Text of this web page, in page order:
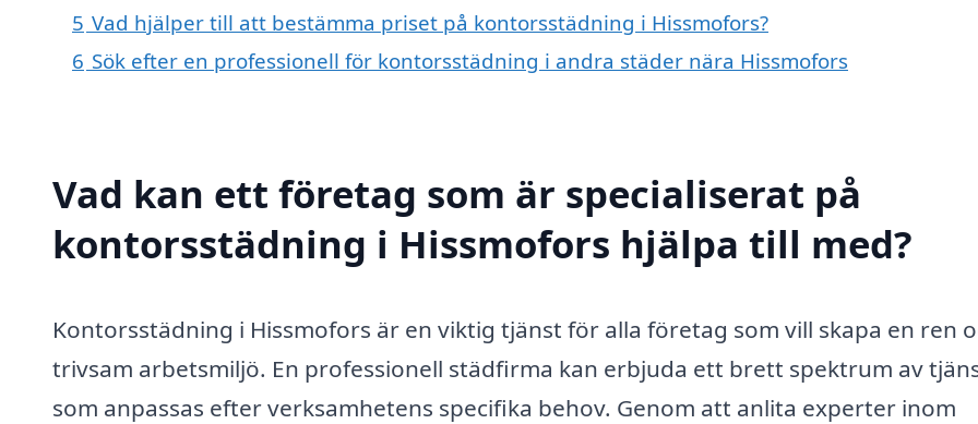
5 Vad hjälper till att bestämma priset på kontorsstädning i Hissmofors?
6 Sök efter en professionell för kontorsstädning i andra städer nära Hissmofors
Vad kan ett företag som är specialiserat på
kontorsstädning i Hissmofors hjälpa till med?
Kontorsstädning i Hissmofors är en viktig tjänst för alla företag som vill skapa en ren
trivsam arbetsmiljö. En professionell städfirma kan erbjuda ett brett spektrum av
som anpassas efter verksamhetens specifika behov. Genom att anlita experter inom